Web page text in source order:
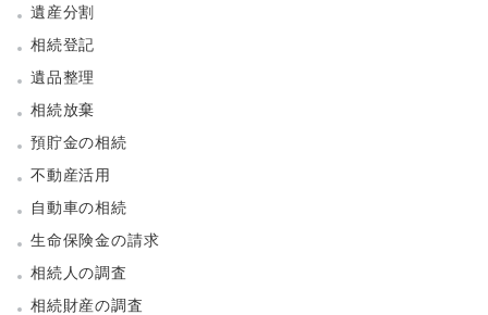
遺産分割
相続登記
遺品整理
相続放棄
預貯金の相続
不動産活用
自動車の相続
生命保険金の請求
相続人の調査
相続財産の調査